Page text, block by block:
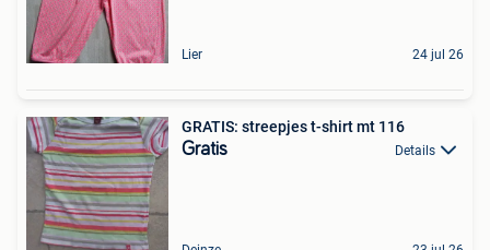
Lier 24 jul 26
GRATIS: streepjes t-shirt mt 116
Gratis Details